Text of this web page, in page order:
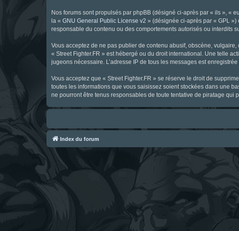
Nos forums sont propulsés par phpBB (désigné ci-après par « ils », «
la « GNU General Public License v2 » (désignée ci-après par « GPL
responsable du contenu ou des comportements autorisés ou interdits
Vous acceptez de ne pas publier de contenu abusif, obscène,
« Street Fighter.FR » est hébergé ou du droit international. Une telle
jugeons nécessaire. L’adresse IP de tous les messages est
Vous acceptez que « Street Fighter.FR » se réserve le droit de
toutes les informations que vous saisissez soient stockées dans une
ne pourront être tenus responsables de toute tentative de piratage qui
Index du forum